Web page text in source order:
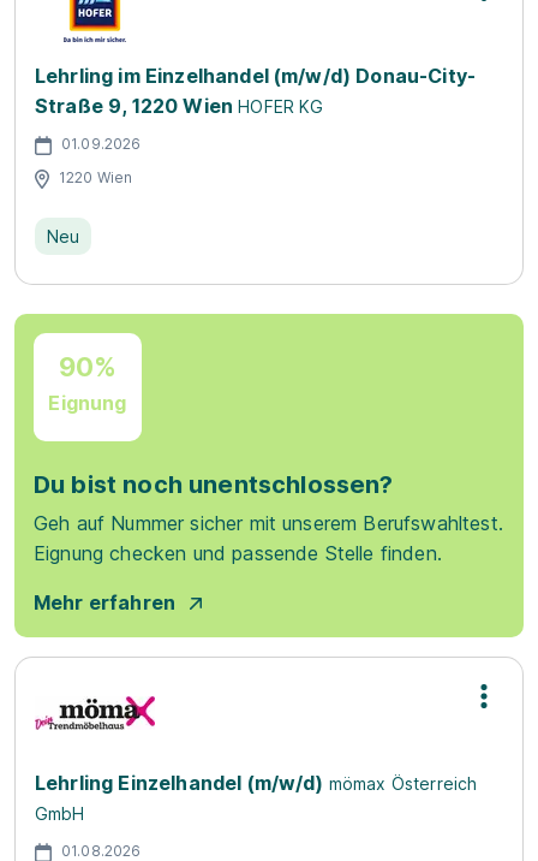
Lehrling im Einzelhandel (m/w/d) Donau-City-
Straße 9, 1220 Wien HOFER KG
01.09.2026
1220 Wien
Neu
90%
Eignung
Du bist noch unentschlossen?
Geh auf Nummer sicher mit unserem Berufswahltest.
Eignung checken und passende Stelle finden.
Mehr erfahren
Lehrling Einzelhandel (m/w/d) mömax Österreich
GmbH
01.08.2026